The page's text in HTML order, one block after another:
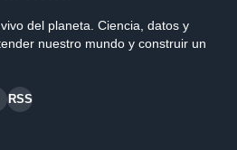
del planeta. Ciencia, datos y
nuestro mundo y construir un
RSS